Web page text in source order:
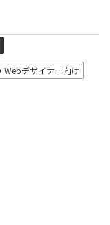
Webデザイナー向け